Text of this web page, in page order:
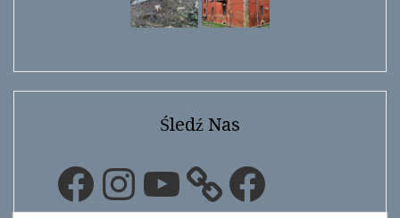
Śledź Nas
FacebookInstagramYouTube Facebook